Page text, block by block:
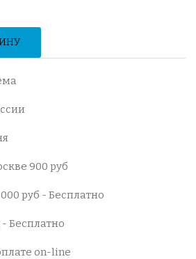
900 руб
руб - Бесплатно
Бесплатно
on-line